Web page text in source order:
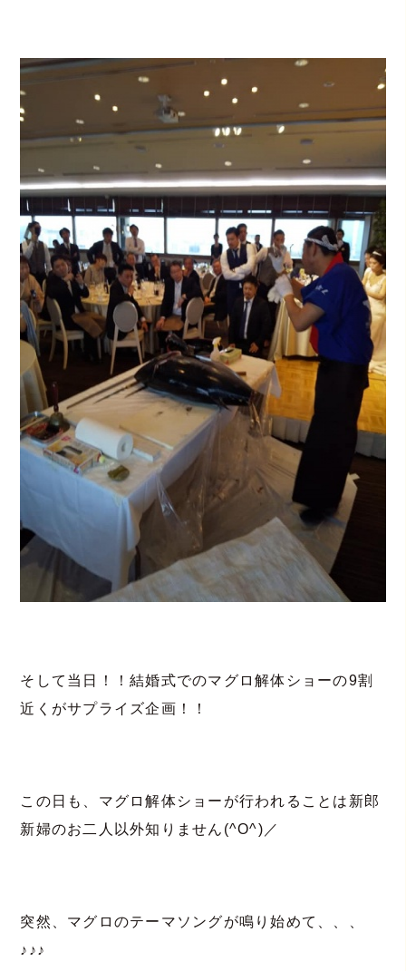
そして当日！！結婚式でのマグロ解体ショーの9割
近くがサプライズ企画！！
この日も、マグロ解体ショーが行われることは新郎
新婦のお二人以外知りません(^O^)／
突然、マグロのテーマソングが鳴り始めて、、、
♪♪♪